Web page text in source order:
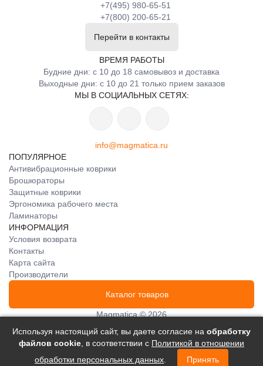
+7(495) 980-65-51
+7(800) 200-65-21
Перейти в контакты
ВРЕМЯ РАБОТЫ
Будние дни: с 10 до 18 самовывоз и доставка
Выходные дни: с 10 до 21 только прием заказов
МЫ В СОЦИАЛЬНЫХ СЕТЯХ:
info@magmatica.ru
ПОПУЛЯРНОЕ
Антивибрационные коврики
Брошюраторы
Защитные коврики
Эргономика рабочего места
Ламинаторы
ИНФОРМАЦИЯ
Условия возврата
Контакты
Карта сайта
Производители
Каталог товаров
Magmatica © 2026
Telegram
info@magmatica.ru
Используя настоящий сайт, вы даете согласие на обработку
файлов сookie , в соответствии с Политикой в отношении
обработки персональных данных
Принять